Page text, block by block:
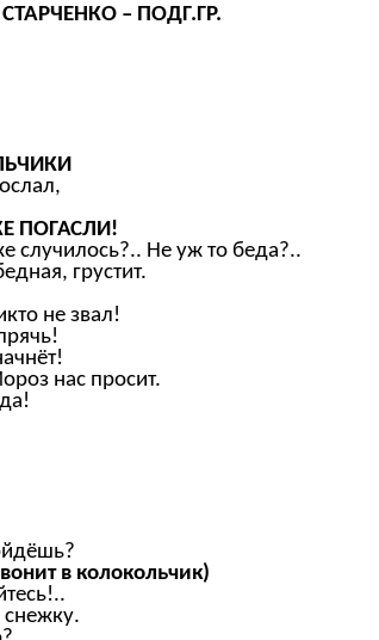
– ПОДГ.ГР.
ПОГАСЛИ!
случилось?.. Не уж то беда?..
грустит.
не звал!
нас просит.
в колокольчик)